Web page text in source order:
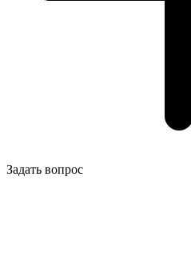
Задать вопрос